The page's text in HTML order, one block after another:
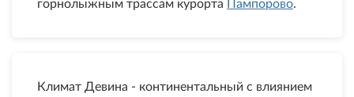
горнолыжным трассам курорта Пампорово.
Климат Девина - континентальный с влиянием